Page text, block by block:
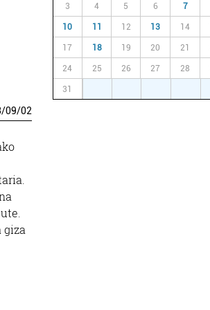
/09/02
giza
3 4 5 6 7
10 11 12 13 14
17 18 19 20 21
24 25 26 27 28
31